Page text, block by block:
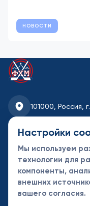
НОВОСТИ
101000, Россия,
8-495-621-35-95
Новости
Календарь
Настройки
Мы используем
технологии для
компоненты,
внешних
вашего согласия.